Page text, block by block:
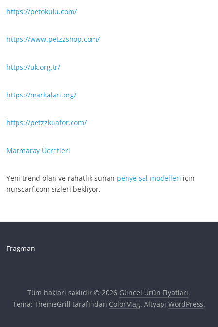
https://petokulu.com/
https://www.petzzshop.com/
https://uk.org.tr/
https://markalari.org/
https://petzzkuafor.com/
Marmaray Ücretleri
Yeni trend olan ve rahatlık sunan penye şal modelleri için
nurscarf.com sizleri bekliyor.
Fragman
Tüm hakları saklıdır © 2026 Güncel Ürün Fiyatları.
Tema: ThemeGrill tarafından ColorMag. Altyapı WordPress.